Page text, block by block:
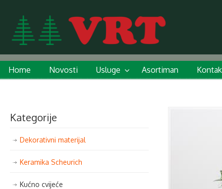
Home Novosti Usluge Asortiman
Kategorije
Dekorativni materijal
Keramika Scheurich
Kućno cvijeće